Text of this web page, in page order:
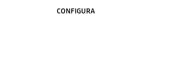
CONFIGURA